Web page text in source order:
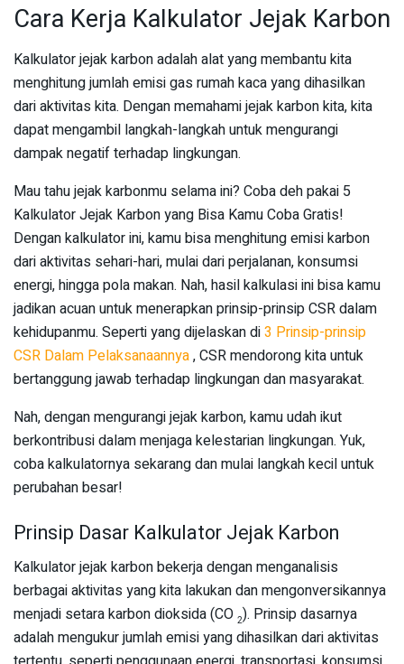
Cara Kerja Kalkulator Jejak Karbon
Kalkulator jejak karbon adalah alat yang membantu kita
menghitung jumlah emisi gas rumah kaca yang dihasilkan
dari aktivitas kita. Dengan memahami jejak karbon kita, kita
dapat mengambil langkah-langkah untuk mengurangi
dampak negatif terhadap lingkungan.
Mau tahu jejak karbonmu selama ini? Coba deh pakai 5
Kalkulator Jejak Karbon yang Bisa Kamu Coba Gratis!
Dengan kalkulator ini, kamu bisa menghitung emisi karbon
dari aktivitas sehari-hari, mulai dari perjalanan, konsumsi
energi, hingga pola makan. Nah, hasil kalkulasi ini bisa kamu
jadikan acuan untuk menerapkan prinsip-prinsip CSR dalam
kehidupanmu. Seperti yang dijelaskan di3 Prinsip-prinsip
CSR Dalam Pelaksanaannya, CSR mendorong kita untuk
bertanggung jawab terhadap lingkungan dan masyarakat.
Nah, dengan mengurangi jejak karbon, kamu udah ikut
berkontribusi dalam menjaga kelestarian lingkungan. Yuk,
coba kalkulatornya sekarang dan mulai langkah kecil untuk
perubahan besar!
Prinsip Dasar Kalkulator Jejak Karbon
Kalkulator jejak karbon bekerja dengan menganalisis
berbagai aktivitas yang kita lakukan dan mengonversikannya
menjadi setara karbon dioksida (CO 2). Prinsip dasarnya
adalah mengukur jumlah emisi yang dihasilkan dari aktivitas